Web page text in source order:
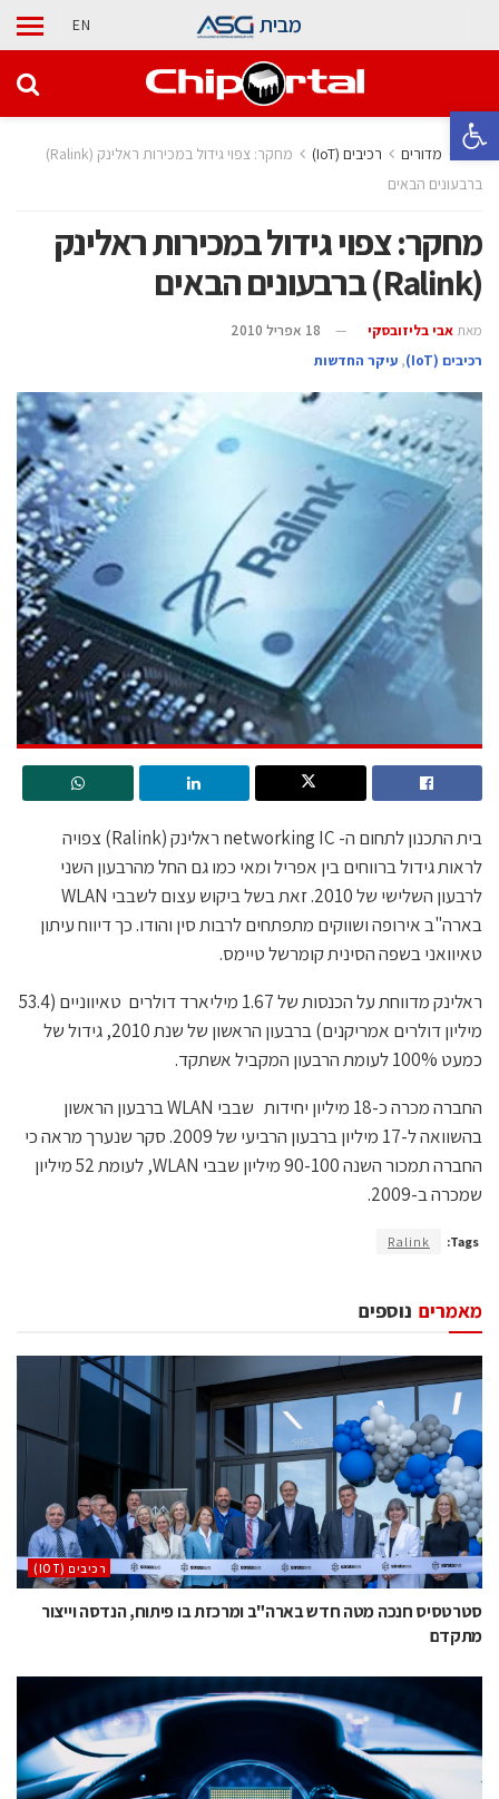
פתח סרגל נגישות
מבית EN
בית מדורים ‫רכיבים‬ (IoT)
מחקר: צפוי גידול במכירות ראלינק (Ralink)
ברבעונים הבאים
מחקר: צפוי גידול במכירות ראלינק
(Ralink) ברבעונים הבאים
מאת אבי בליזובסקי
18 אפריל 2010
‫רכיבים‬ (IoT)
, עיקר החדשות
בית התכנון לתחום ה- networking IC ראלינק (Ralink) צפויה
לראות גידול ברווחים בין אפריל ומאי כמו גם החל מהרבעון השני
לרבעון השלישי של 2010. זאת בשל ביקוש עצום לשבבי WLAN
בארה"ב אירופה ושווקים מתפתחים לרבות סין והודו. כך דיווח עיתון
טאיוואני בשפה הסינית קומרשל טיימס.
ראלינק מדווחת על הכנסות של 1.67 מיליארד דולרים טאיווניים (53.4
מיליון דולרים אמריקנים) ברבעון הראשון של שנת 2010, גידול של
כמעט 100% לעומת הרבעון המקביל אשתקד.
החברה מכרה כ-18 מיליון יחידות שבבי WLAN ברבעון הראשון
בהשוואה ל-17 מיליון ברבעון הרביעי של 2009. סקר שנערך מראה כי
החברה תמכור השנה 90-100 מיליון שבבי WLAN, לעומת 52 מיליון
שמכרה ב-2009.
Tags:
Ralink
נוספים מאמרים
‫רכיבים‬ (IOT)
סטרטסיס חנכה מטה חדש בארה"ב ומרכזת בו פיתוח, הנדסה וייצור
מתקדם